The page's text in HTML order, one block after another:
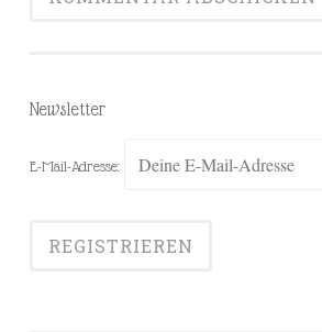
Newsletter
E-Mail-Adresse: